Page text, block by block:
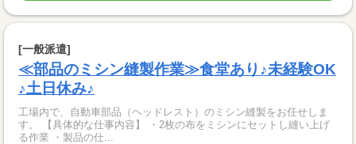
[一般派遣]
≪部品のミシン縫製作業≫食堂あり♪未経験OK
♪土日休み♪
工場内で、自動車部品（ヘッドレスト）のミシン縫製をお任せしま
す。 【具体的な仕事内容】 ・2枚の布をミシンにセットし縫い上げ
る作業 ・製品の仕...